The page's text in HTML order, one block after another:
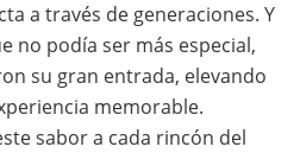
a través de generaciones. Y
no podía ser más especial,
su gran entrada, elevando
memorable.
sabor a cada rincón del